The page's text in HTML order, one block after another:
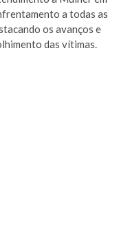
a todas as
os avanços e
das vítimas.